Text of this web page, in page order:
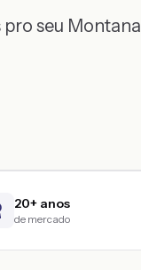
seu Montana
20+ anos
de mercado